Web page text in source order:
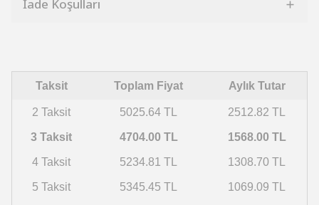
İade Koşulları
Taksit Toplam Fiyat Aylık Tutar
2 Taksit 5025.64 TL 2512.82 TL
3 Taksit 4704.00 TL 1568.00 TL
4 Taksit 5234.81 TL 1308.70 TL
5 Taksit 5345.45 TL 1069.09 TL